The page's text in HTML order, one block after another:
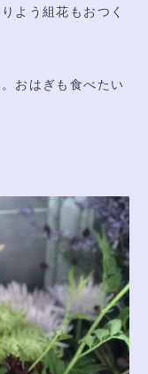
よう組花もおつく
おはぎも食べたい